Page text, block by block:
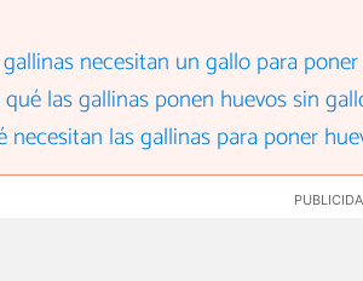
necesitan un gallo para
las gallinas ponen huevos sin
necesitan las gallinas para poner